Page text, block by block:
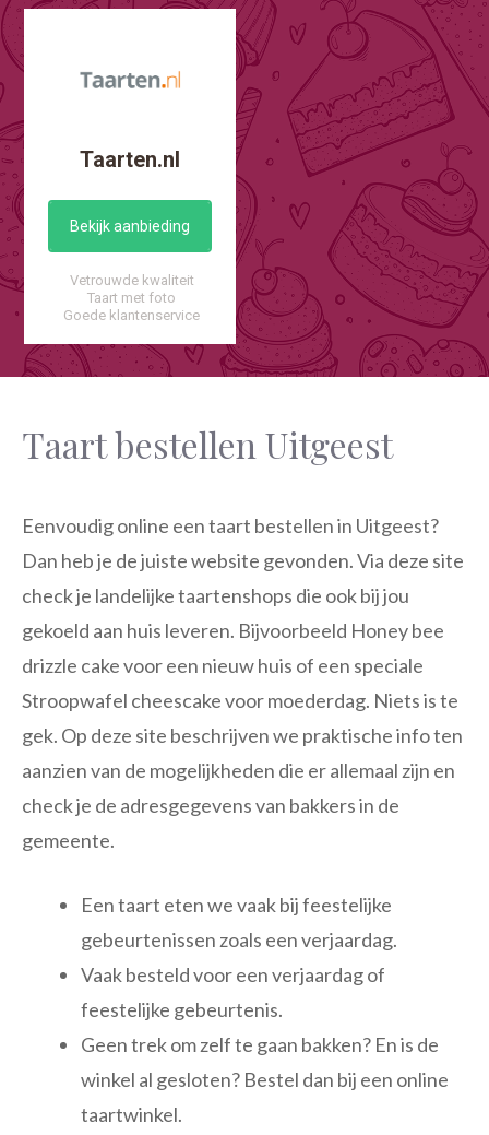
Taarten.nl
Bekijk aanbieding
Vetrouwde kwaliteit
Taart met foto
Goede klantenservice
Taart bestellen Uitgeest
Eenvoudig online een taart bestellen in Uitgeest?
Dan heb je de juiste website gevonden. Via deze site
check je landelijke taartenshops die ook bij jou
gekoeld aan huis leveren. Bijvoorbeeld Honey bee
drizzle cake voor een nieuw huis of een speciale
Stroopwafel cheescake voor moederdag. Niets is te
gek. Op deze site beschrijven we praktische info ten
aanzien van de mogelijkheden die er allemaal zijn en
check je de adresgegevens van bakkers in de
gemeente.
Een taart eten we vaak bij feestelijke
gebeurtenissen zoals een verjaardag.
Vaak besteld voor een verjaardag of
feestelijke gebeurtenis.
Geen trek om zelf te gaan bakken? En is de
winkel al gesloten? Bestel dan bij een online
taartwinkel.